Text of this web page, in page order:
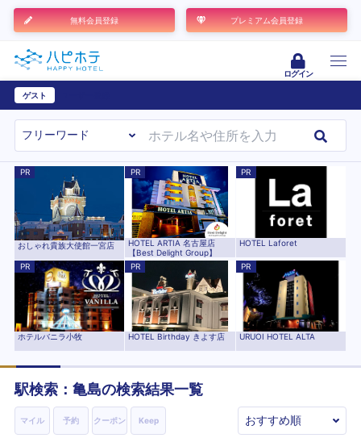
無料会員登録 プレミアム会員登録
ログイン
ゲスト
PR
おしゃれ貴族大使館一宮店
PR
HOTEL ARTIA 名古屋店
【Best Delight Group】
PR
HOTEL Laforet
PR
ホテルバニラ小牧
PR
HOTEL Birthday きよす店
PR
URUOI HOTEL ALTA
駅検索： 亀島の検索結果一覧
マイル 予約 クーポン Keep